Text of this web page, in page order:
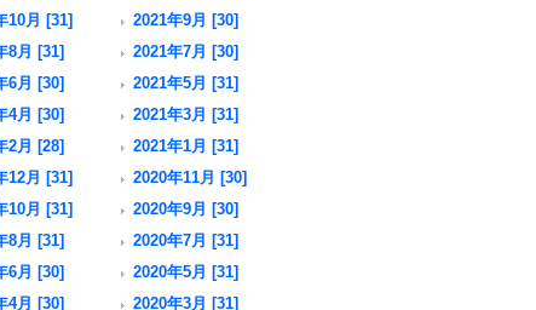
10月 [31]
2021年9月 [30]
8月 [31]
2021年7月 [30]
6月 [30]
2021年5月 [31]
4月 [30]
2021年3月 [31]
2月 [28]
2021年1月 [31]
12月 [31]
2020年11月 [30]
10月 [31]
2020年9月 [30]
8月 [31]
2020年7月 [31]
6月 [30]
2020年5月 [31]
4月 [30]
2020年3月 [31]